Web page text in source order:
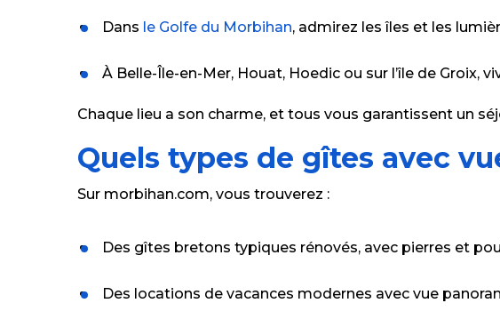
Dans le Golfe du Morbihan, admirez les îles et les
À Belle-Île-en-Mer, Houat, Hoedic ou sur l’île de Groix,
Chaque lieu a son charme, et tous vous garantissent un
Quels types de gîtes avec
Sur morbihan.com, vous trouverez :
Des gîtes bretons typiques rénovés, avec pierres et
Des locations de vacances modernes avec vue